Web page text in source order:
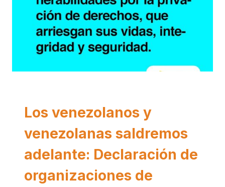
Los venezolanos y
venezolanas saldremos
adelante: Declaración de
organizaciones de